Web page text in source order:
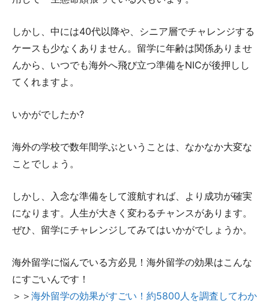
しかし、中には40代以降や、シニア層でチャレンジする
ケースも少なくありません。留学に年齢は関係ありませ
んから、いつでも海外へ飛び立つ準備をNICが後押しし
てくれますよ。
いかがでしたか?
海外の学校で数年間学ぶということは、なかなか大変な
ことでしょう。
しかし、入念な準備をして渡航すれば、より成功が確実
になります。人生が大きく変わるチャンスがあります。
ぜひ、留学にチャレンジしてみてはいかがでしょうか。
海外留学に悩んでいる方必見！海外留学の効果はこんな
にすごいんです！
＞＞ 海外留学の効果がすごい！約5800人を調査してわか